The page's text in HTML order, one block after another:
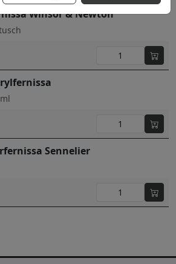
Winsor & Newton
Sennelier